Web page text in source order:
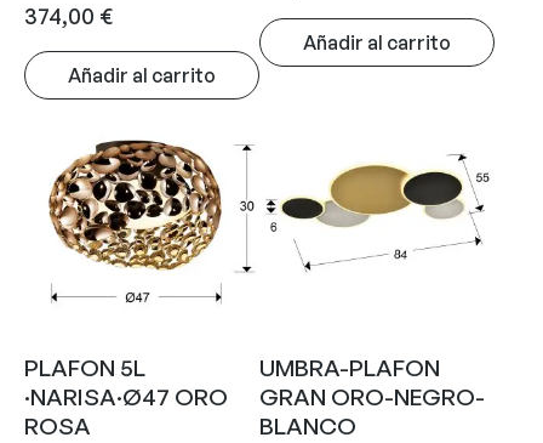
374,00 €
Añadir al carrito
Añadir al carrito
PLAFON 5L
·NARISA·Ø47 ORO
ROSA
UMBRA-PLAFON
GRAN ORO-NEGRO-
BLANCO